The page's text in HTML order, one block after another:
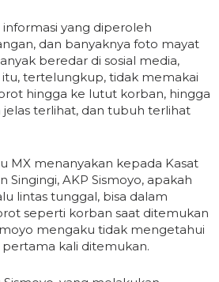
yang diperoleh
dan banyaknya foto mayat
beredar di sosial media,
tertelungkup, tidak memakai
hingga ke lutut korban, hingga
terlihat, dan tubuh terlihat
MX menanyakan kepada Kasat
Singingi, AKP Sismoyo, apakah
lintas tunggal, bisa dalam
seperti korban saat ditemukan
mengaku tidak mengetahui
kali ditemukan.